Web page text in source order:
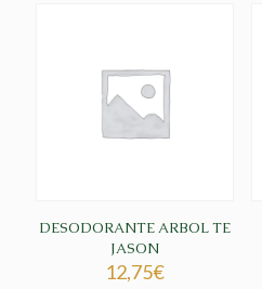
DESODORANTE ARBOL TE
JASON
12,75€